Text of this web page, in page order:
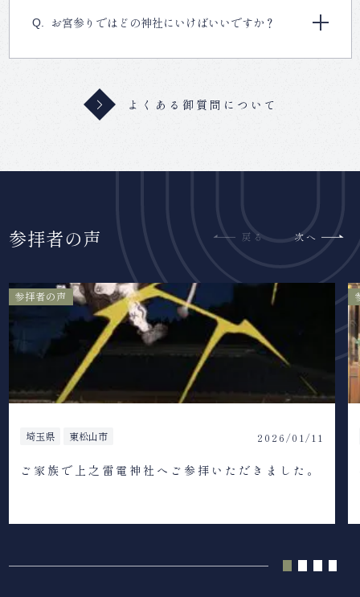
お宮参りではどの神社にいけばいいですか？
よくある御質問について
参拝者の声
参拝者の声
2026/01/11
埼玉県 東松山市
ご家族で上之雷電神社へご参拝いただきました。